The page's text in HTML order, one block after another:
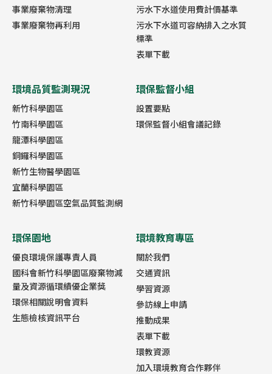
事業廢棄物清理
事業廢棄物再利用
污水下水道使用費計價基準
污水下水道可容納排入之水質
標準
表單下載
環境品質監測現況
新竹科學園區
竹南科學園區
龍潭科學園區
銅鑼科學園區
新竹生物醫學園區
宜蘭科學園區
新竹科學園區空氣品質監測網
環保監督小組
設置要點
環保監督小組會議記錄
環保園地
優良環境保護專責人員
國科會新竹科學園區廢棄物減
量及資源循環績優企業獎
環保相關說明會資料
生態檢核資訊平台
環境教育專區
關於我們
交通資訊
學習資源
參訪線上申請
推動成果
表單下載
環教資源
加入環境教育合作夥伴